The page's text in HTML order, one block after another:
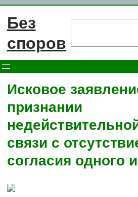
Перейти
Без
споров
Исковое
признании
связи с
согласия одного